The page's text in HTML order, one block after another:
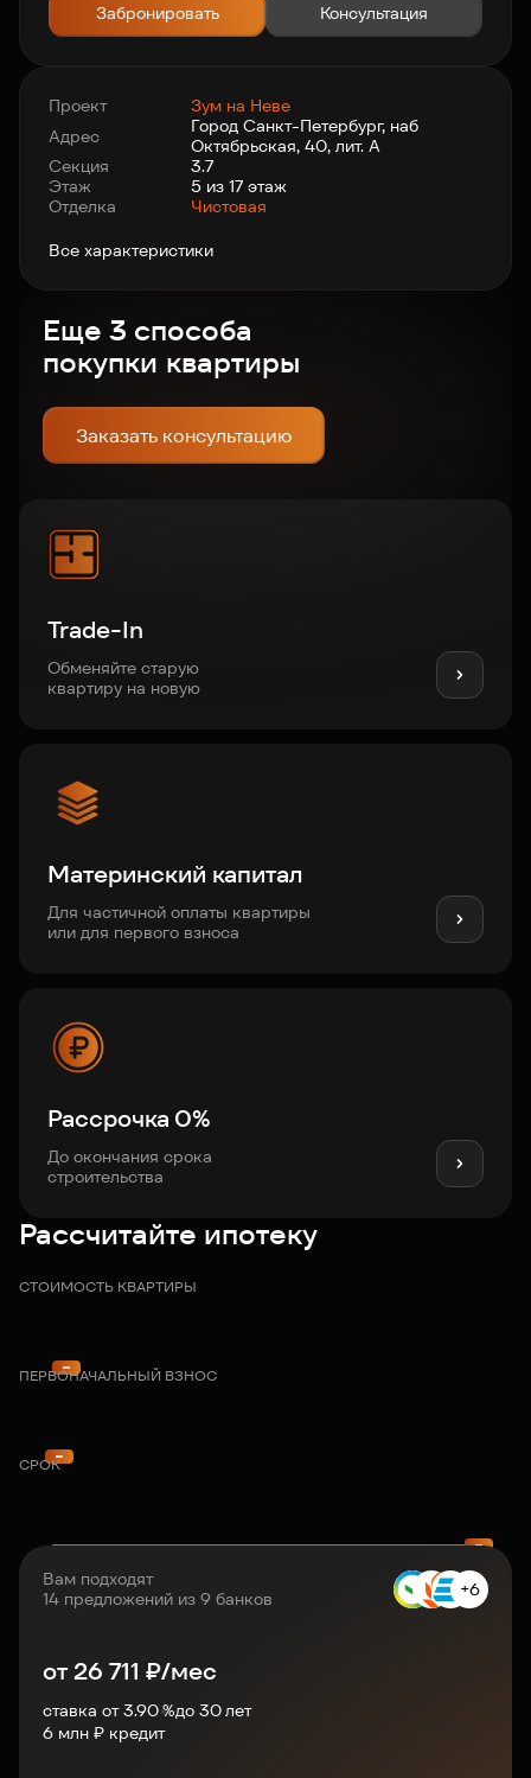
Забронировать Консультация
Проект
Зум на Неве
Адрес
Город Санкт-Петербург, наб
Октябрьская, 40, лит. А
Секция
3.7
Этаж
5 из 17 этаж
Отделка
Чистовая
Все характеристики
Еще 3 способа
покупки квартиры
Заказать консультацию
Trade-In
Обменяйте старую
квартиру на новую
Материнский капитал
Для частичной оплаты квартиры
или для первого взноса
Рассрочка 0%
До окончания срока
строительства
Рассчитайте ипотеку
СТОИМОСТЬ КВАРТИРЫ
ПЕРВОНАЧАЛЬНЫЙ ВЗНОС
СРОК
Вам подходят
14 предложений из 9 банков
+6
от26 711 ₽/мес
ставка от 3.90 %до 30лет
6 млн ₽ кредит